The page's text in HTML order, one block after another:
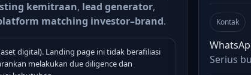
kemitraan, lead generator,
matching investor–brand.
digital). Landing page ini tidak berafiliasi
melakukan due diligence dan
Kontak
Serius